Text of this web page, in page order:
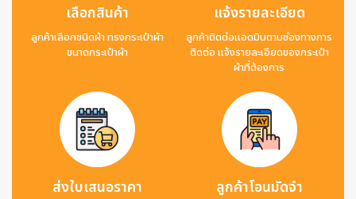
เลือกสินค้า
ลูกค้าเลือกชนิดผ้า ทรงกระเป๋าผ้า
ขนาดกระเป๋าผ้า
แจ้งรายละเอียด
ลูกค้าติดต่อแอดมินตามช่องทางการ
ติดต่อ แจ้งรายละเอียดของกระเป๋า
ผ้าที่ต้องการ
ส่งใบเสนอราคา ลูกค้าโอนมัดจำ